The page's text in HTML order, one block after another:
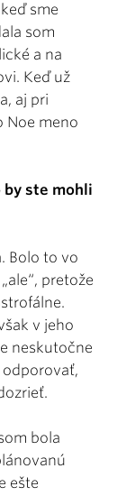
sme
som
a na
Keď už
aj pri
Noe meno
by ste mohli
Bolo to vo
pretože
v jeho
neskutočne
odporovať,
bola
ešte